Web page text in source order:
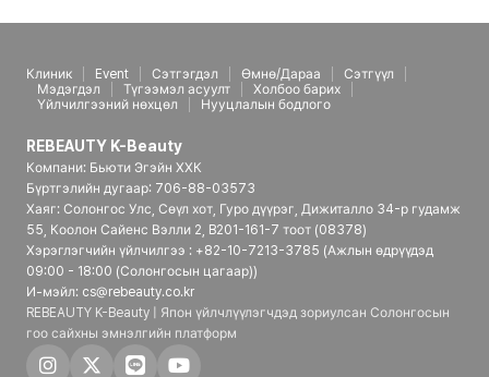
Клиник Event Сэтгэгдэл Өмнө/Дараа
Сэтгүүл
Мэдэгдэл
Түгээмэл асуулт
Холбоо барих
Үйлчилгээний нөхцөл
Нууцлалын бодлого
REBEAUTY K-Beauty
Компани: Бьюти Эгэйн ХХК
Бүртгэлийн дугаар: 706-88-03573
Хаяг: Солонгос Улс, Сөүл хот, Гуро дүүрэг, Дижиталло 34-р гудамж
55, Коолон Сайенс Вэлли 2, B201-161-7 тоот (08378)
Хэрэглэгчийн үйлчилгээ : +82-10-7213-3785 (Ажлын өдрүүдэд
09:00 - 18:00 (Солонгосын цагаар))
И-мэйл: cs@rebeauty.co.kr
REBEAUTY K-Beauty | Япон үйлчлүүлэгчдэд зориулсан Солонгосын
гоо сайхны эмнэлгийн платформ